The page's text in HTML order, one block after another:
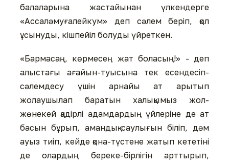
балаларына жастайынан үлкендерге
«Ассаләмуғалейкум» деп сәлем беріп, қол
ұсынуды, кішпейіл болуды үйреткен.
«Бармасаң, көрмесең жат боласың!» - деп
алыстағы ағайын-туысына тек есендесіп-
сәлемдесу үшін арнайы ат арытып
жолаушылап баратын халықымыз жол-
жөнекей қадірлі адамдардың үйлеріне де ат
басын бұрып, амандық-саулығын біліп, дәм
ауыз тиіп, кейде қона-түстене жатып кететіні
де олардың береке-бірлігін арттырып,